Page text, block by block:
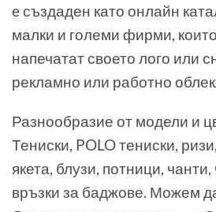
e създаден като онлайн
малки и големи фирми,
напечатат своето лого или
рекламно или работно
Разнообразие от модели и
Тениски, POLO тениски,
якета, блузи, потници,
връзки за баджове. Можем